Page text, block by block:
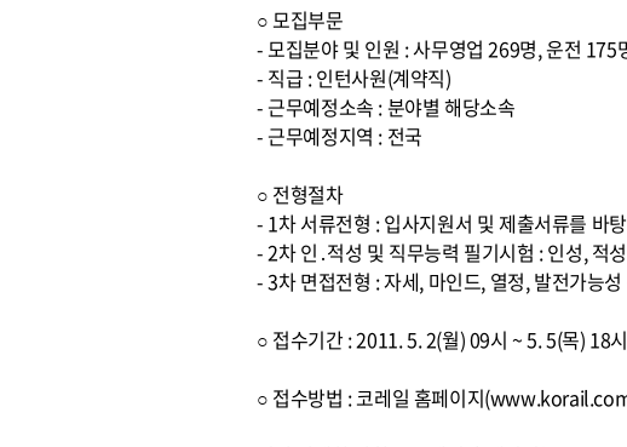
○ 모집부문
- 모집분야 및 인원 : 사무영업 269명, 운전 175
- 직급 : 인턴사원(계약직)
- 근무예정소속 : 분야별 해당소속
- 근무예정지역 : 전국
○ 전형절차
- 1차 서류전형 : 입사지원서 및 제출서류를 바
- 2차 인․적성 및 직무능력 필기시험 : 인성, 적
- 3차 면접전형 : 자세, 마인드, 열정, 발전가능
○ 접수기간 : 2011. 5. 2(월) 09시 ~ 5. 5(목) 18
○ 접수방법 : 코레일 홈페이지